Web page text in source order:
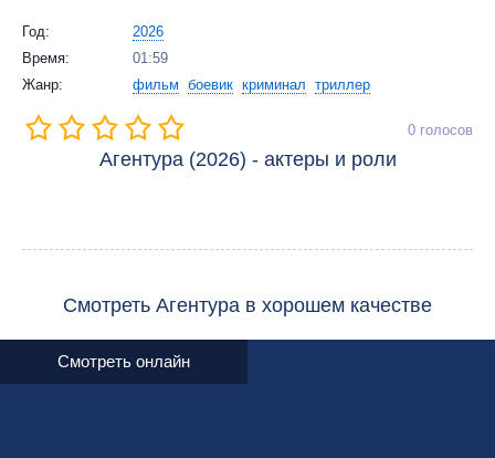
Год:
2026
Время:
01:59
Жанр:
фильм боевик криминал триллер
0 голосов
Агентура (2026) - актеры и роли
Смотреть Агентура в хорошем качестве
Смотреть онлайн